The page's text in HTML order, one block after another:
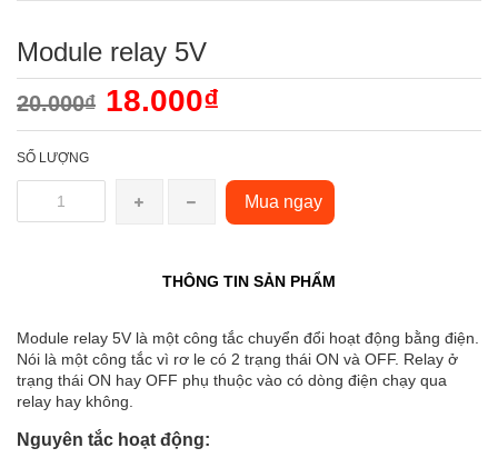
Module relay 5V
20.000₫ 18.000₫
SỐ LƯỢNG
Mua ngay
THÔNG TIN SẢN PHẨM
Module relay 5V là một công tắc chuyển đổi hoạt động bằng điện.
Nói là một công tắc vì rơ le có 2 trạng thái ON và OFF. Relay ở
trạng thái ON hay OFF phụ thuộc vào có dòng điện chạy qua
relay hay không.
Nguyên tắc hoạt động: